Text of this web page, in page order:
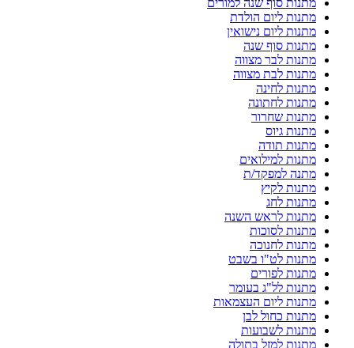
מתנות סוף שנה למורים
מתנות ליום הולדת
מתנות ליום נישואין
מתנות סוף שנה
מתנות לבר מצווה
מתנות לבת מצווה
מתנות לחינה
מתנות לחתונה
מתנות שחרור
מתנות גיוס
מתנות תודה
מתנות למילואים
מתנה למפקד/ת
מתנות לקיץ
מתנות לחג
מתנות לראש השנה
מתנות לסוכות
מתנות לחנוכה
מתנות לט"ו בשבט
מתנות לפורים
מתנות לל"ג בעומר
מתנות ליום העצמאות
מתנות כחול לבן
מתנות לשבועות
מתנות למזל בתולה